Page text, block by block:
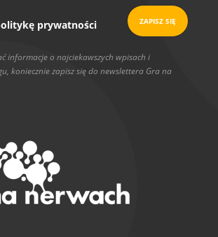
prywatności
informacje o najciekawszych wpisach i
koniecznie zapisz się do newslettera Gra na